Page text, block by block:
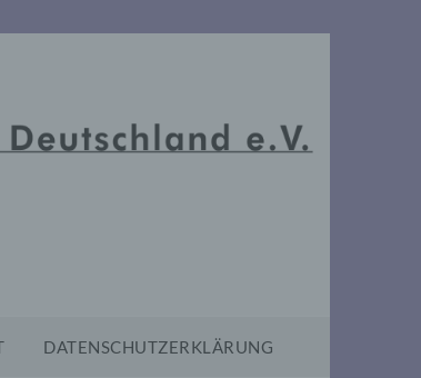
DATENSCHUTZERKLÄRUNG